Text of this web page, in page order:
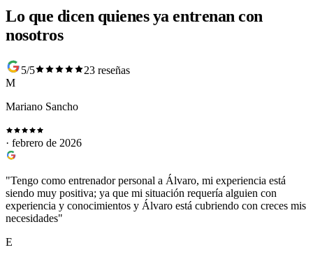
Lo que dicen quienes ya entrenan con
nosotros
5/5
23 reseñas
M
Mariano Sancho
· febrero de 2026
"Tengo como entrenador personal a Álvaro, mi experiencia está
siendo muy positiva; ya que mi situación requería alguien con
experiencia y conocimientos y Álvaro está cubriendo con creces mis
necesidades"
E